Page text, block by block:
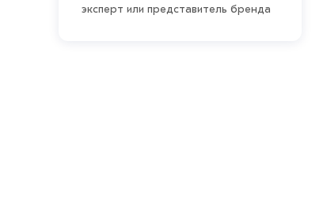
эксперт или представитель бренда